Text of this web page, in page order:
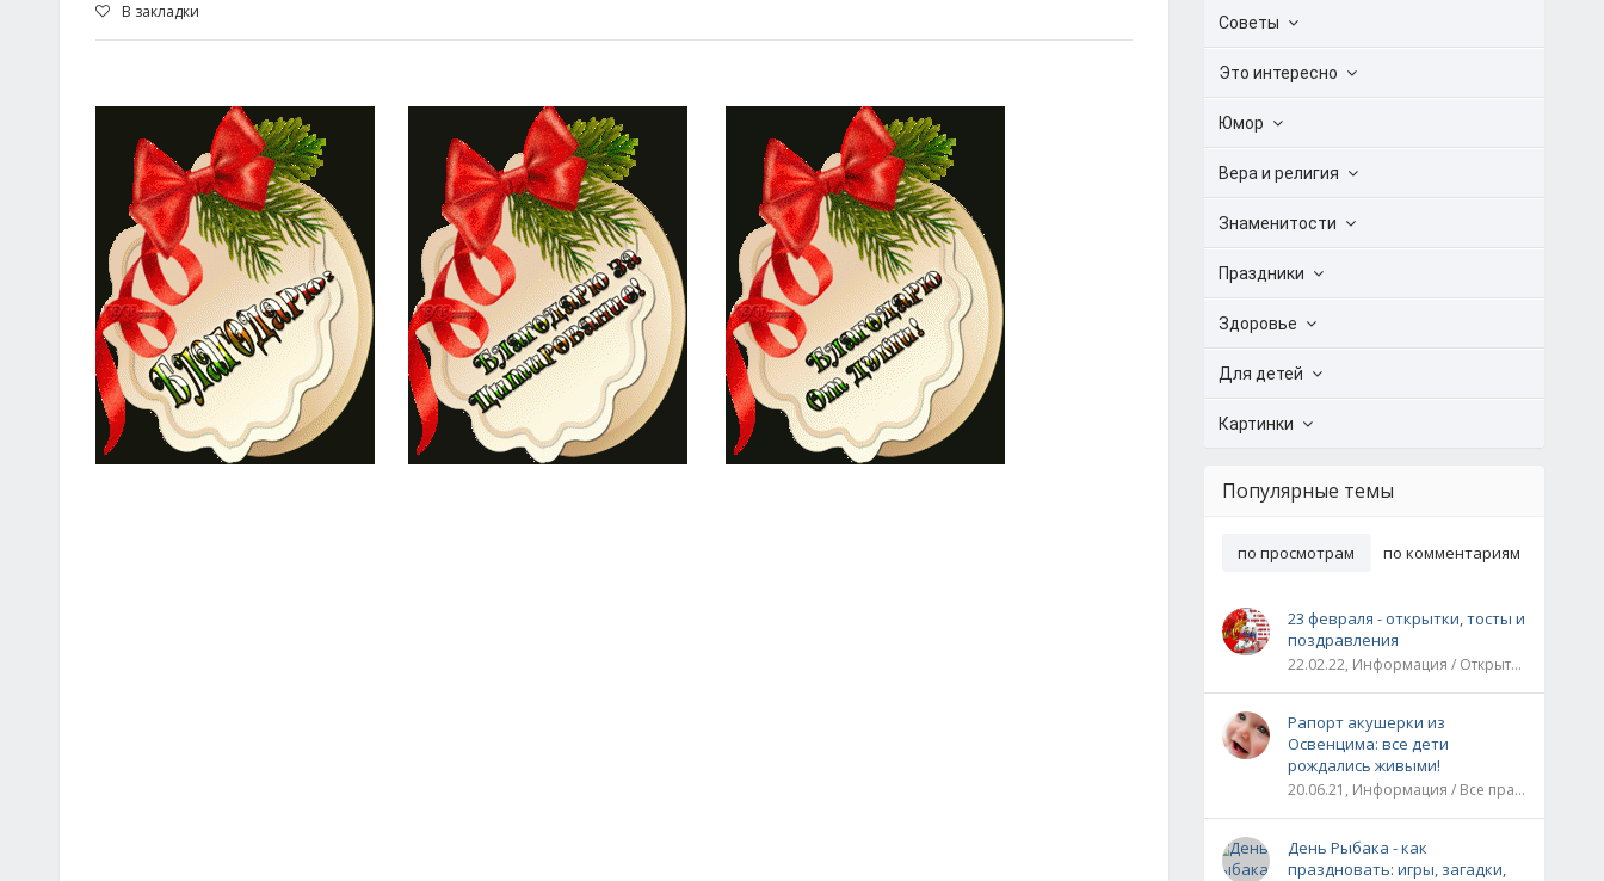
В закладки
Советы
Это интересно
Юмор
Вера и религия
Знаменитости
Праздники
Здоровье
Для детей
Картинки
Популярные темы
по просмотрам по комментариям
23 февраля - открытки, тосты и
поздравления
22.02.22, Информация / Открытки / Все праздники
Рапорт акушерки из
Освенцима: все дети
рождались живыми!
20.06.21, Информация / Все праздники / Рассказы и истории
День Рыбака - как
праздновать: игры, загадки,